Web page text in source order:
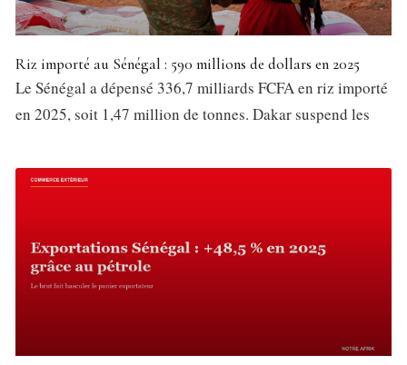
Riz importé au Sénégal : 590 millions de dollars en 2025
Le Sénégal a dépensé 336,7 milliards FCFA en riz importé
en 2025, soit 1,47 million de tonnes. Dakar suspend les